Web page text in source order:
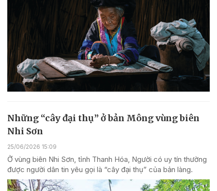
Những “cây đại thụ” ở bản Mông vùng biên
Nhi Sơn
25/06/2026 15:09
Ở vùng biên Nhi Sơn, tỉnh Thanh Hóa, Người có uy tín thường
được người dân tin yêu gọi là “cây đại thụ” của bản làng.